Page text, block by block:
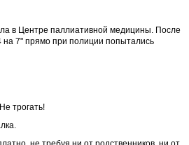
в Центре паллиативной медицины. После
на 7" прямо при полиции попытались
трогать!